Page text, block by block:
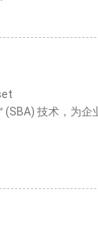
(SBA) 技术，为企